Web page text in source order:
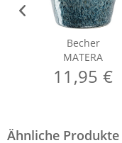
Becher
MATERA
11,95 €